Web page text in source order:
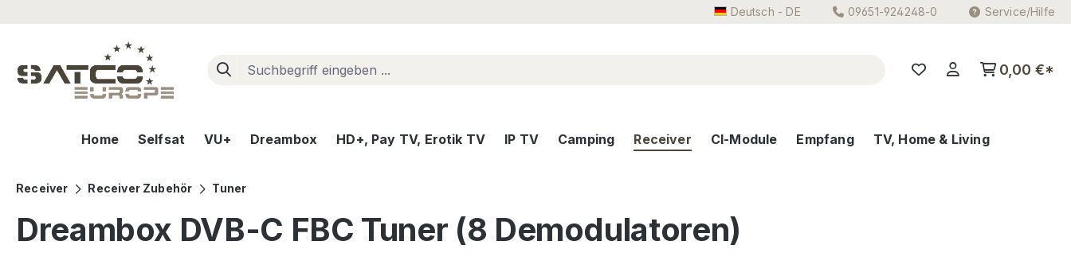
Deutsch - DE 09651-924248-0 Service/Hilfe
0,00 €*
Home Selfsat VU+ Dreambox HD+, Pay TV, Erotik TV IP TV Camping Receiver CI-Module Empfang TV, Home & Living
Receiver Receiver Zubehör Tuner
Dreambox DVB-C FBC Tuner (8 Demodulatoren)